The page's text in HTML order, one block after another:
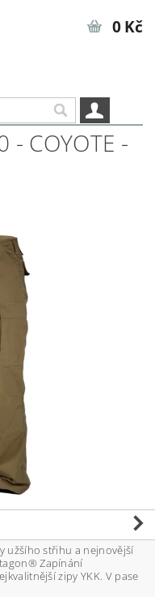
0 Kč
- COYOTE -
Zapínání
zipy YKK. V pase